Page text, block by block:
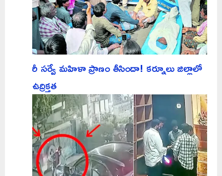
రీ సర్వే మహిళా ప్రాణం తీసిందా! కర్నూలు జిల్లాలో
ఉద్రిక్తత